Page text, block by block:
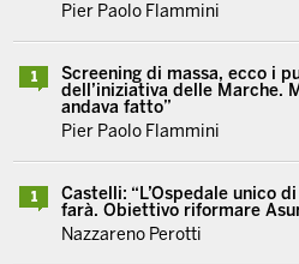
Pier Paolo Flammini
1
Screening di massa, ecco i
dell’iniziativa delle Marche.
andava fatto”
Pier Paolo Flammini
1
Castelli: “L’Ospedale unico
farà. Obiettivo riformare
Nazzareno Perotti